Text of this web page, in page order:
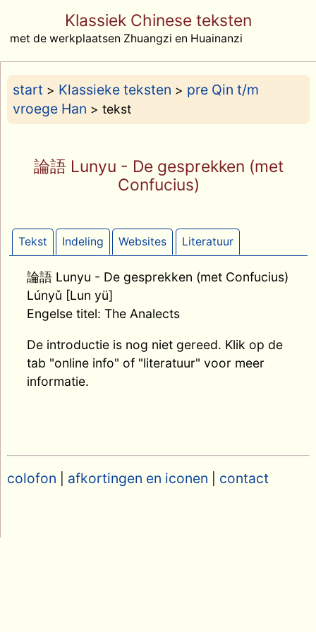
Klassiek Chinese teksten
met de werkplaatsen Zhuangzi en Huainanzi
start > Klassieke teksten > pre Qin t/m
vroege Han > tekst
論語 Lunyu - De gesprekken (met
Confucius)
Tekst Indeling Websites Literatuur
論語 Lunyu - De gesprekken (met Confucius)
Lúnyǔ [Lun yü]
Engelse titel: The Analects
De introductie is nog niet gereed. Klik op de
tab "online info" of "literatuur" voor meer
informatie.
colofon afkortingen en iconen contact